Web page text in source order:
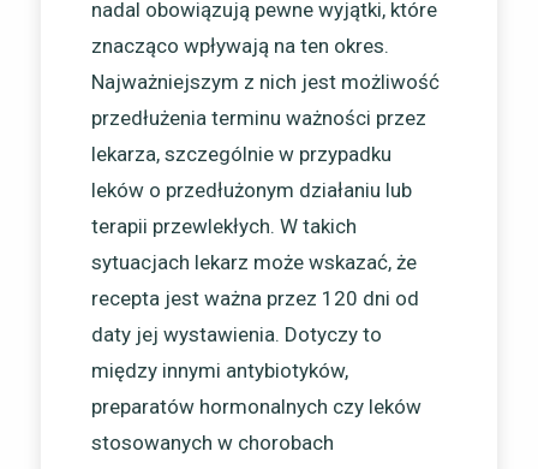
nadal obowiązują pewne wyjątki, które
znacząco wpływają na ten okres.
Najważniejszym z nich jest możliwość
przedłużenia terminu ważności przez
lekarza, szczególnie w przypadku
leków o przedłużonym działaniu lub
terapii przewlekłych. W takich
sytuacjach lekarz może wskazać, że
recepta jest ważna przez 120 dni od
daty jej wystawienia. Dotyczy to
między innymi antybiotyków,
preparatów hormonalnych czy leków
stosowanych w chorobach